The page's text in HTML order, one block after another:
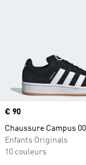
Prix
€ 90
Chaussure Campus
Enfants Originals
10 couleurs